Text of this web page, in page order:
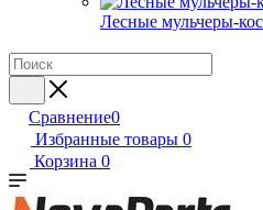
Лесные мульчеры-
Сравнение0
Избранные товары 0
Корзина 0